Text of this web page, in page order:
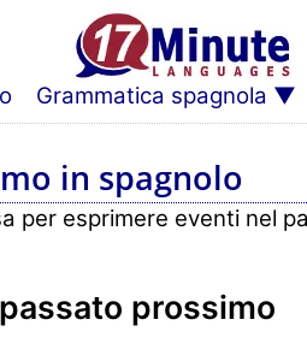
Grammatica spagnola
in spagnolo
per esprimere eventi nel
prossimo